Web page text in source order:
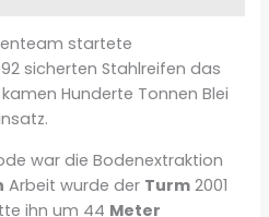
startete
sicherten Stahlreifen das
Hunderte Tonnen Blei
war die Bodenextraktion
Arbeit wurde der Turm 2001
ihn um 44 Meter